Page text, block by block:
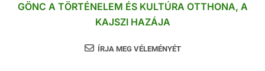
GÖNC A TÖRTÉNELEM ÉS KULTÚRA OTTHONA, A
KAJSZI HAZÁJA
ÍRJA MEG VÉLEMÉNYÉT